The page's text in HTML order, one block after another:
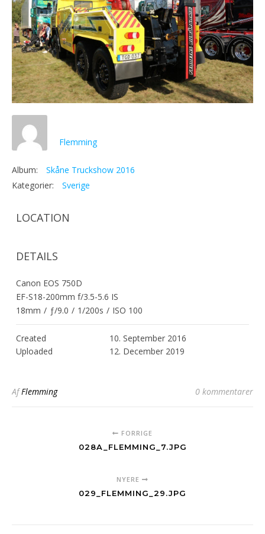
Flemming
Album:
Skåne Truckshow 2016
Kategorier:
Sverige
LOCATION
DETAILS
Canon EOS 750D
EF-S18-200mm f/3.5-5.6 IS
18mm / ƒ/9.0 / 1/200s / ISO 100
Created
10. September 2016
Uploaded
12. December 2019
AfFlemming 0 kommentarer
FORRIGE
028A_FLEMMING_7.JPG
NYERE
029_FLEMMING_29.JPG